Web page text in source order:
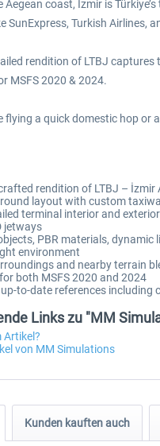
Aegean coast, İzmir is
SunExpress, Turkish Airlines,
rendition of LTBJ
MSFS 2020 & 2024.
flying a quick domestic hop
rendition of LTBJ – İzmir
layout with custom
terminal interior and exterior
jetways
PBR materials, dynamic
environment
and nearby terrain
both MSFS 2020 and 2024
to-date references
Links zu "MM
Artikel?
von MM Simulations
Kunden kauften auch